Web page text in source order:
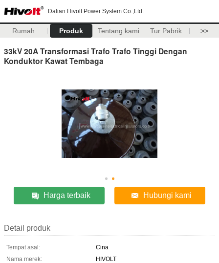
Dalian Hivolt Power System Co.,Ltd.
Rumah Produk Tentang kami Tur Pabrik >>
33kV 20A Transformasi Trafo Trafo Tinggi Dengan
Konduktor Kawat Tembaga
Harga terbaik Hubungi kami
Detail produk
Tempat asal:
Cina
Nama merek:
HIVOLT